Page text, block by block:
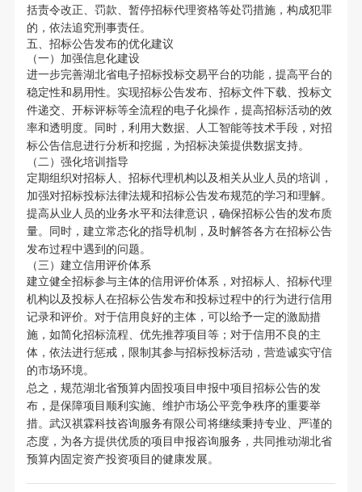
括责令改正、罚款、暂停招标代理资格等处罚措施，构成犯罪
的，依法追究刑事责任。
五、招标公告发布的优化建议
（一）加强信息化建设
进一步完善湖北省电子招标投标交易平台的功能，提高平台的
稳定性和易用性。实现招标公告发布、招标文件下载、投标文
件递交、开标评标等全流程的电子化操作，提高招标活动的效
率和透明度。同时，利用大数据、人工智能等技术手段，对招
标公告信息进行分析和挖掘，为招标决策提供数据支持。
（二）强化培训指导
定期组织对招标人、招标代理机构以及相关从业人员的培训，
加强对招标投标法律法规和招标公告发布规范的学习和理解。
提高从业人员的业务水平和法律意识，确保招标公告的发布质
量。同时，建立常态化的指导机制，及时解答各方在招标公告
发布过程中遇到的问题。
（三）建立信用评价体系
建立健全招标参与主体的信用评价体系，对招标人、招标代理
机构以及投标人在招标公告发布和投标过程中的行为进行信用
记录和评价。对于信用良好的主体，可以给予一定的激励措
施，如简化招标流程、优先推荐项目等；对于信用不良的主
体，依法进行惩戒，限制其参与招标投标活动，营造诚实守信
的市场环境。
总之，规范湖北省预算内固投项目申报中项目招标公告的发
布，是保障项目顺利实施、维护市场公平竞争秩序的重要举
措。武汉祺霖科技咨询服务有限公司将继续秉持专业、严谨的
态度，为各方提供优质的项目申报咨询服务，共同推动湖北省
预算内固定资产投资项目的健康发展。